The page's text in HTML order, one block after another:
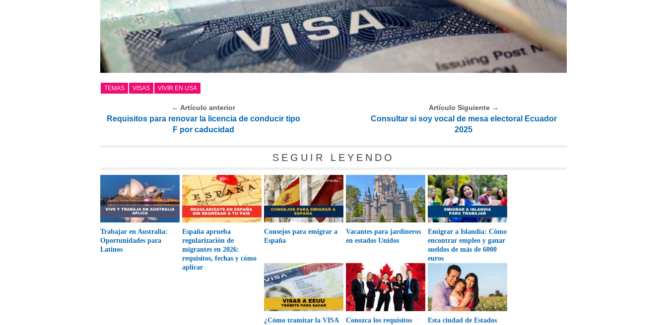
TEMAS VISAS VIVIR EN USA
← Artículo anterior
Requisitos para renovar la licencia de conducir tipo
F por caducidad
Artículo Siguiente →
Consultar si soy vocal de mesa electoral Ecuador
2025
SEGUIR LEYENDO
Trabajar en Australia:
Oportunidades para
Latinos
España aprueba
regularización de
migrantes en 2026:
requisitos, fechas y cómo
aplicar
Consejos para emigrar a
España
Vacantes para jardineros
en estados Unidos
Emigrar a Islandia: Cómo
encontrar empleo y ganar
sueldos de más de 6000
euros
¿Cómo tramitar la VISA
Conozca los requisitos
Esta ciudad de Estados